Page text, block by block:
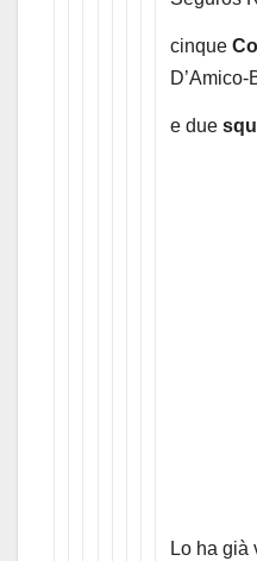
cinque
e due
Lo ha già